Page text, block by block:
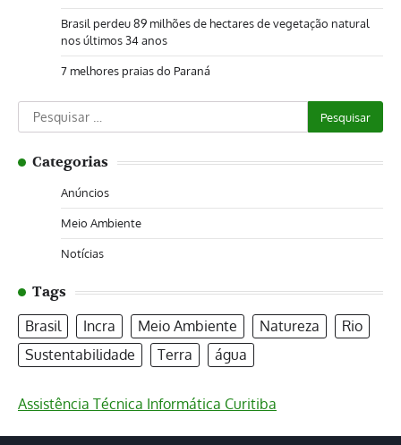
Brasil perdeu 89 milhões de hectares de vegetação natural
nos últimos 34 anos
7 melhores praias do Paraná
Pesquisar
por:
Categorias
Anúncios
Meio Ambiente
Notícias
Tags
Brasil
Incra Meio Ambiente Natureza
Rio
Sustentabilidade
Terra água
Assistência Técnica Informática Curitiba